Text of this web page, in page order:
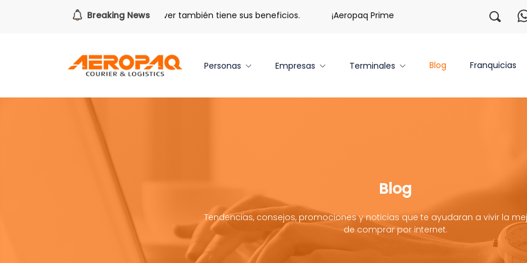
Breaking News
todo lo que viene. Volver también tiene sus beneficios. ¡Aeropaq Prime TE DA MÁS! ¡Regístrate con
Personas Empresas Terminales Blog Franquicias
Blog
Tendencias, consejos, promociones y noticias que te ayudaran a vivir la
de comprar por internet.